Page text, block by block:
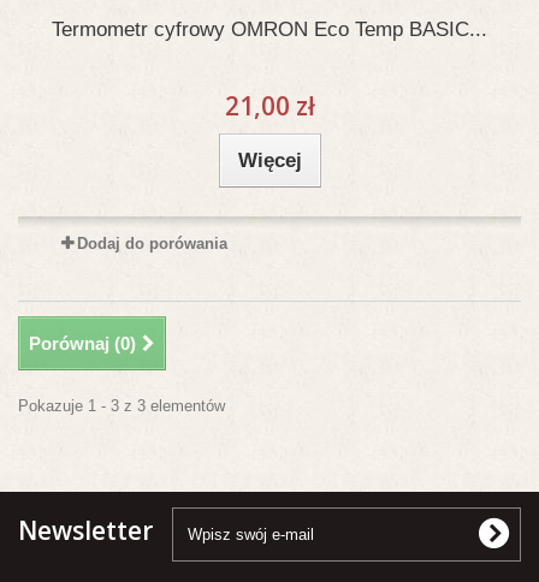
Termometr cyfrowy OMRON Eco Temp BASIC...
21,00 zł
Więcej
Dodaj do porówania
Porównaj (0)
Pokazuje 1 - 3 z 3 elementów
Newsletter